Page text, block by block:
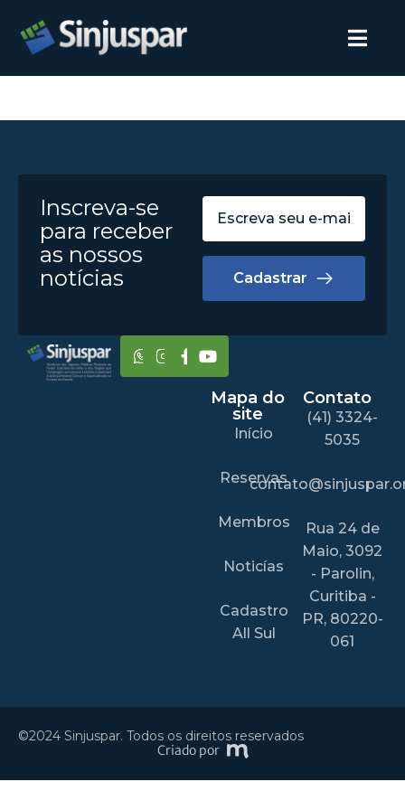
Inscreva-se
para receber
as nossos
notícias
Cadastrar
Mapa do
site
Início
Reservas
Membros
Noticías
Cadastro
All Sul
Contato
(41) 3324-
5035
Rua 24 de
Maio, 3092
- Parolin,
Curitiba -
PR, 80220-
061
©2024 Sinjuspar. Todos os direitos reservados
Criado por